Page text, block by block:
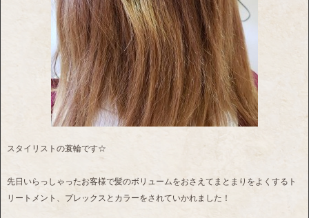
スタイリストの蓑輪です☆
先日いらっしゃったお客様で髪のボリュームをおさえてまとまりをよくするト
リートメント、プレックスとカラーをされていかれました！